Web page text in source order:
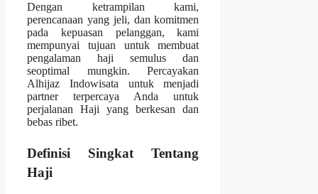
Dengan ketrampilan kami,
perencanaan yang jeli, dan komitmen
pada kepuasan pelanggan, kami
mempunyai tujuan untuk membuat
pengalaman haji semulus dan
seoptimal mungkin. Percayakan
Alhijaz Indowisata untuk menjadi
partner terpercaya Anda untuk
perjalanan Haji yang berkesan dan
bebas ribet.
Definisi Singkat Tentang
Haji